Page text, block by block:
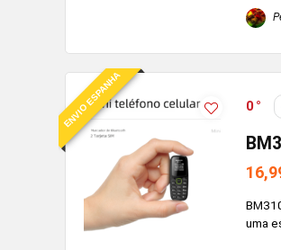
ENVIO ESPANHA 0
uma